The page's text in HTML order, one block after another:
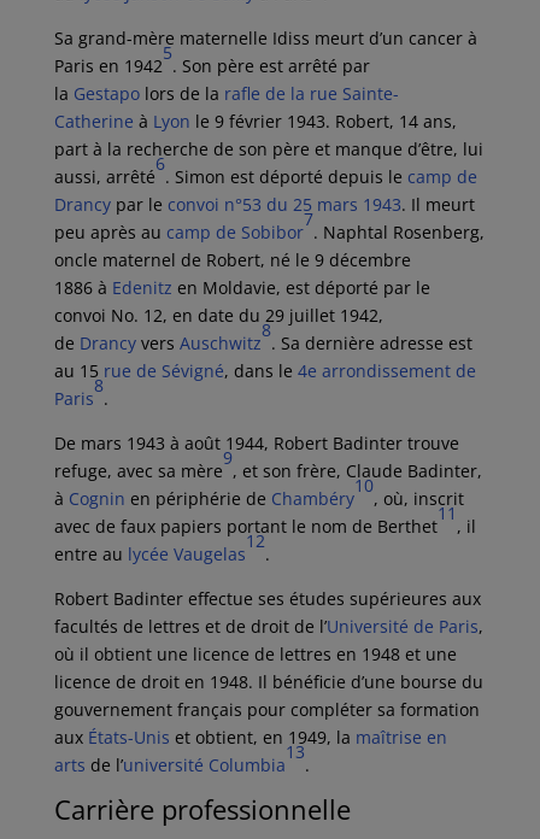
Sa grand-mère maternelle Idiss meurt d’un cancer à
Paris en 1942
5
. Son père est arrêté par
la Gestapo lors de la rafle de la rue Sainte-
Catherine à Lyon le 9 février 1943. Robert, 14 ans,
part à la recherche de son père et manque d’être, lui
aussi, arrêté
6
. Simon est déporté depuis le camp de
Drancy par le convoi n°53 du 25 mars 1943. Il meurt
peu après au camp de Sobibor
7
. Naphtal Rosenberg,
oncle maternel de Robert, né le 9 décembre
1886 à Edenitz en Moldavie, est déporté par le
convoi No. 12, en date du 29 juillet 1942,
de Drancy vers Auschwitz
8
. Sa dernière adresse est
au 15 rue de Sévigné, dans le 4e arrondissement de
Paris
8
.
De mars 1943 à août 1944, Robert Badinter trouve
refuge, avec sa mère
9
, et son frère, Claude Badinter,
à Cognin en périphérie de Chambéry
10
, où, inscrit
avec de faux papiers portant le nom de Berthet
11
, il
entre au lycée Vaugelas
12
.
Robert Badinter effectue ses études supérieures aux
facultés de lettres et de droit de l’Université de Paris,
où il obtient une licence de lettres en 1948 et une
licence de droit en 1948. Il bénéficie d’une bourse du
gouvernement français pour compléter sa formation
aux États-Unis et obtient, en 1949, la maîtrise en
arts de l’université Columbia
13
.
Carrière professionnelle